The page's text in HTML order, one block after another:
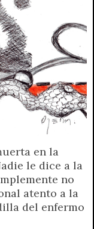
en la
le dice a la
no
atento a la
del enfermo